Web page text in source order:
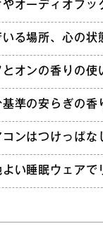
やオーディオブ
いる場所、心の状
とオンの香りの使
基準の安らぎの香
コンはつけっぱな
よい睡眠ウェアで